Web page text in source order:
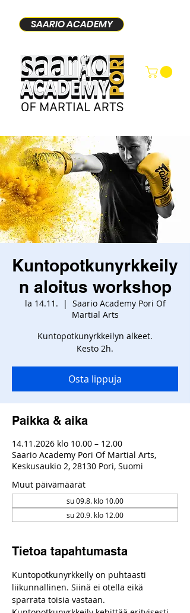
SAARIO ACADEMY
Kuntopotkunyrkkeily
n aloitus workshop
la 14.11.
  |
Saario Academy Pori Of
Martial Arts
Kuntopotkunyrkkeilyn alkeet.
Kesto 2h.
Osta lippuja
Paikka & aika
14.11.2026 klo 10.00 – 12.00
Saario Academy Pori Of Martial Arts,
Keskusaukio 2, 28130 Pori, Suomi
Muut päivämäärät
su 09.8. klo 10.00
su 20.9. klo 12.00
Tietoa tapahtumasta
Kuntopotkunyrkkeily on puhtaasti
liikunnallinen. Siinä ei otella eikä
sparrata toisia vastaan.